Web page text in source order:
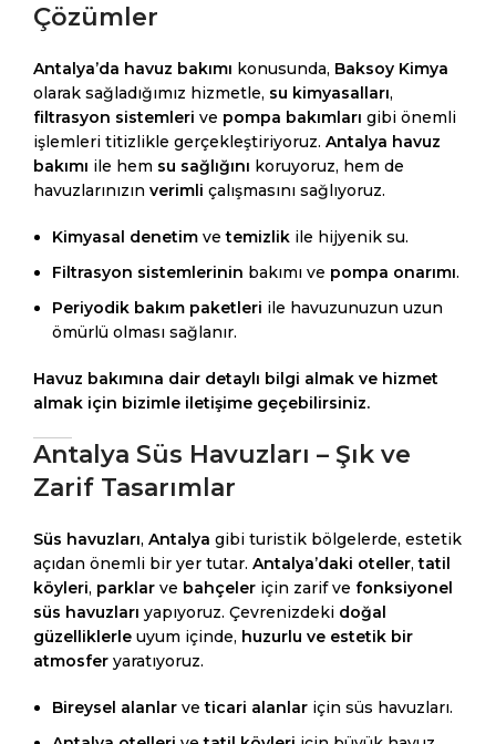
Çözümler
Antalya’da havuz bakımı konusunda, Baksoy Kimya
olarak sağladığımız hizmetle, su kimyasalları,
filtrasyon sistemleri ve pompa bakımları gibi önemli
işlemleri titizlikle gerçekleştiriyoruz. Antalya havuz
bakımı ile hem su sağlığını koruyoruz, hem de
havuzlarınızın verimli çalışmasını sağlıyoruz.
Kimyasal denetim vetemizlik ile hijyenik su.
Filtrasyon sistemlerinin bakımı ve pompa onarımı.
Periyodik bakım paketleri ile havuzunuzun uzun
ömürlü olması sağlanır.
Havuz bakımına dair detaylı bilgi almak ve hizmet
almak için bizimle iletişime geçebilirsiniz.
Antalya Süs Havuzları – Şık ve
Zarif Tasarımlar
Süs havuzları, Antalya gibi turistik bölgelerde, estetik
açıdan önemli bir yer tutar. Antalya’daki oteller,tatil
köyleri, parklar ve bahçeler için zarif ve fonksiyonel
süs havuzları yapıyoruz. Çevrenizdeki doğal
güzelliklerle uyum içinde, huzurlu ve estetik bir
atmosfer yaratıyoruz.
Bireysel alanlar veticari alanlar için süs havuzları.